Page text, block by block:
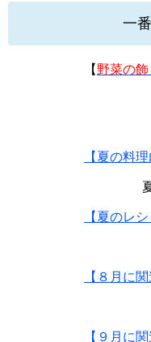
一
【 野菜の
【夏の料
【夏のレ
【８月に
【９月に